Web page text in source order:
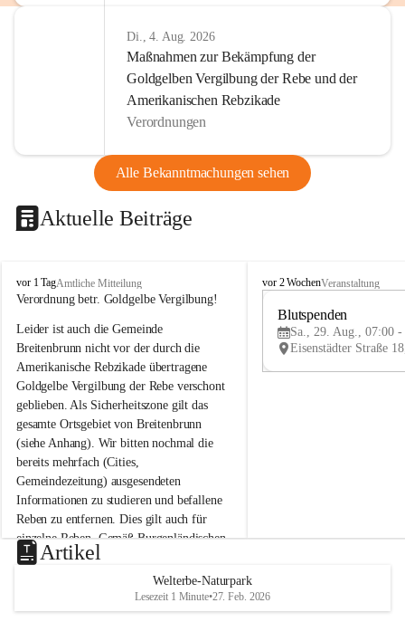
Di., 4. Aug. 2026
Maßnahmen zur Bekämpfung der
Goldgelben Vergilbung der Rebe und der
Amerikanischen Rebzikade
Verordnungen
Alle Bekanntmachungen sehen
Aktuelle Beiträge
B
r
i
t
e
n
b
r
u
n
n
a
m
N
e
u
s
d
vor 1 TagAmtliche Mitteilung
Verordnung betr. Goldgelbe Vergilbung!
Leider ist auch die Gemeinde
Breitenbrunn nicht vor der durch die
Amerikanische Rebzikade übertragene
Goldgelbe Vergilbung der Rebe verschont
geblieben. Als Sicherheitszone gilt das
gesamte Ortsgebiet von Breitenbrunn
(siehe Anhang). Wir bitten nochmal die
bereits mehrfach (Cities,
Gemeindezeitung) ausgesendeten
Informationen zu studieren und befallene
Reben zu entfernen. Dies gilt auch für
einzelne Reben. Gemäß Burgenländischen
Weinbaugesetz sind nicht gepflegte oder
unzulässige Weingärten zu roden! Bitte
helfen wir zusammen um unsere Winzer
vor den prognostizierten Ernteausfällen
B
e
u
e
d
vor 2 WochenVeranstaltung
Blutspenden
Sa., 29. Aug., 07:00 -
Artikel
Welterbe-Naturpark
Lesezeit 1 Minute•27. Feb. 2026